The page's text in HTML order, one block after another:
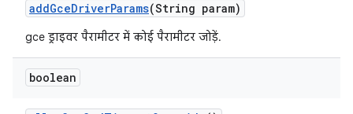
addGceDriverParams(String param)
gce ड्राइवर पैरामीटर में कोई पैरामीटर जोड़ें.
boolean